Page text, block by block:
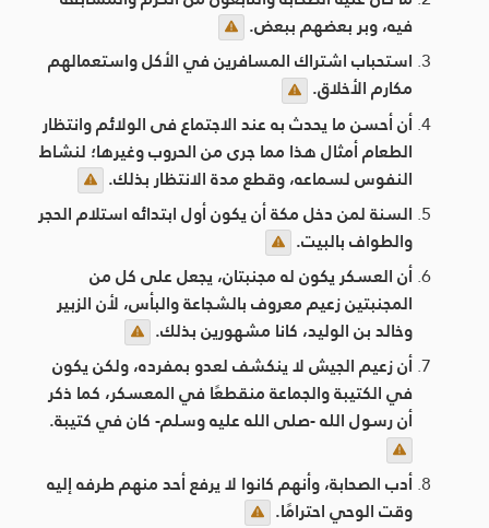
فيه، وبر بعضهم ببعض.
استحباب اشتراك المسافرين في الأكل واستعمالهم
مكارم الأخلاق.
أن أحسن ما يحدث به عند الاجتماع فى الولائم وانتظار
الطعام أمثال هذا مما جرى من الحروب وغيرها؛ لنشاط
النفوس لسماعه، وقطع مدة الانتظار بذلك.
السنة لمن دخل مكة أن يكون أول ابتدائه استلام الحجر
والطواف بالبيت.
أن العسكر يكون له مجنبتان، يجعل على كل من
المجنبتين زعيم معروف بالشجاعة والبأس، لأن الزبير
وخالد بن الوليد، كانا مشهورين بذلك.
أن زعيم الجيش لا ينكشف لعدو بمفرده، ولكن يكون
في الكتيبة والجماعة منقطعًا في المعسكر، كما ذكر
أن رسول الله -صلى الله عليه وسلم- كان في كتيبة.
أدب الصحابة، وأنهم كانوا لا يرفع أحد منهم طرفه إليه
وقت الوحي احترامًا.